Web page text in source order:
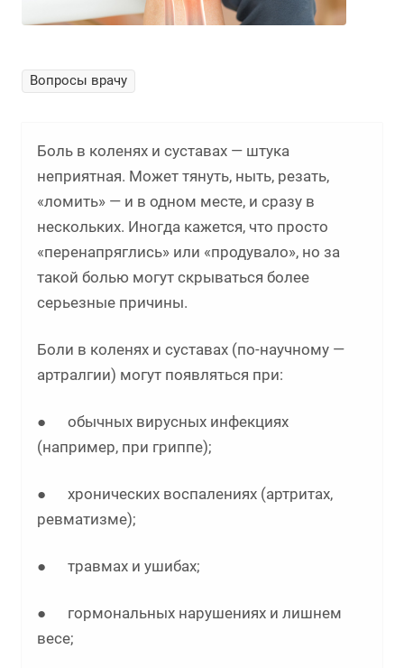
Вопросы врачу
Боль в коленях и суставах — штука
неприятная. Может тянуть, ныть, резать,
«ломить» — и в одном месте, и сразу в
нескольких. Иногда кажется, что просто
«перенапряглись» или «продувало», но за
такой болью могут скрываться более
серьезные причины.
Боли в коленях и суставах (по-научному —
артралгии) могут появляться при:
● обычных вирусных инфекциях
(например, при гриппе);
● хронических воспалениях (артритах,
ревматизме);
● травмах и ушибах;
● гормональных нарушениях и лишнем
весе;